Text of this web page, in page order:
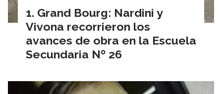
Grand Bourg: Nardini y
Vivona recorrieron los
avances de obra en la Escuela
Secundaria Nº 26